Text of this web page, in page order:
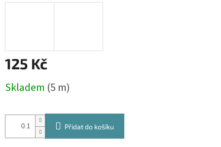
125 Kč
cena:
Skladem (5 m)
Přidat do košíku